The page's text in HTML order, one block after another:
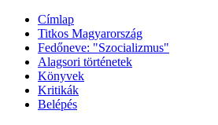
Címlap
Titkos Magyarország
Fedőneve: "Szocializmus"
Alagsori történetek
Könyvek
Kritikák
Belépés